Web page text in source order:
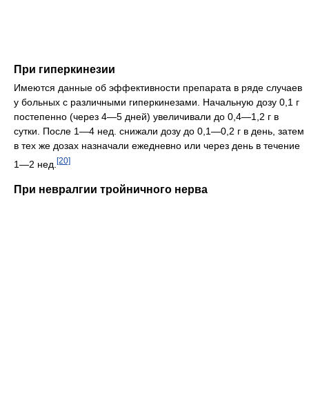
При гиперкинезии
Имеются данные об эффективности препарата в ряде случаев
у больных с различными гиперкинезами. Начальную дозу 0,1 г
постепенно (через 4—5 дней) увеличивали до 0,4—1,2 г в
сутки. После 1—4 нед. снижали дозу до 0,1—0,2 г в день, затем
в тех же дозах назначали ежедневно или через день в течение
1—2 нед. [20]
При невралгии тройничного нерва